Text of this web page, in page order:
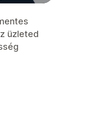
üzleted